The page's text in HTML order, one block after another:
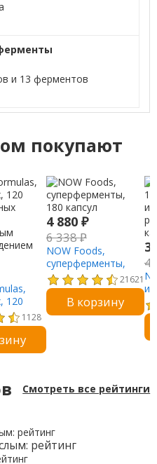
и 13 ферментов
покупают
120
1128
4 880 ₽
6 338₽
NOW Foods,
суперферменты,
180 капсул
21621
В корзину
3
4
и
Смотреть все рейтинги
рейтинг